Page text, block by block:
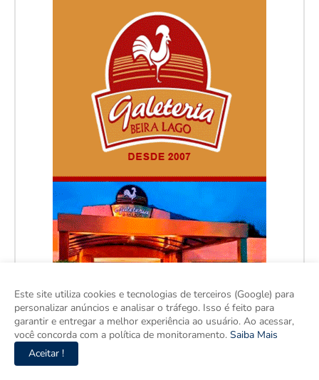
Este site utiliza cookies e tecnologias de terceiros (Google) para
personalizar anúncios e analisar o tráfego. Isso é feito para
garantir e entregar a melhor experiência ao usuário. Ao acessar,
você concorda com a política de monitoramento. Saiba Mais
Aceitar !